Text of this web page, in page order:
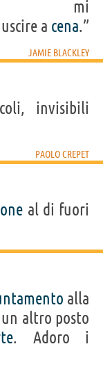
mi
a cena.”
JAMIE BLACKLEY
invisibili
PAOLO CREPET
al di fuori
alla
altro posto
. Adoro i